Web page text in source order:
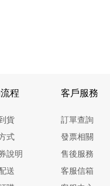
程
貨
式
說明
送
客戶服務
訂單查詢
發票相關
售後服務
客服信箱